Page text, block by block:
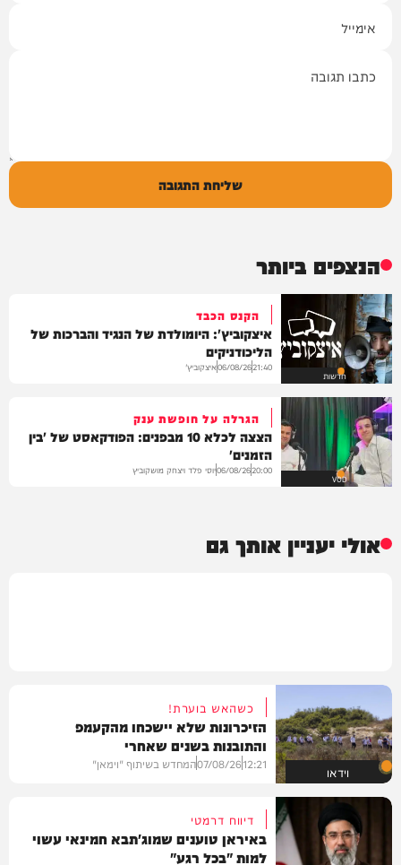
שליחת התגובה
הנצפים ביותר
חדשות
הקנס הכבד
איצקוביץ': היומולדת של הנגיד והברכות של
הליכודניקים
21:40
06/08/26איצקוביץ'
VOD
הגרלה על חופשת ענק
הצצה לכלא 10 מבפנים: הפודקאסט של 'בין
הזמנים'
20:00
06/08/26יוסי פלד ויצחק מושקוביץ
אולי יעניין אותך גם
וידאו
כשהאש בוערת!
הזיכרונות שלא יישכחו מהקעמפ
והתובנות בשנים שאחרי
12:21
07/08/26המחדש בשיתוף "וימאן"
דיווח דרמטי
באיראן טוענים שמוג'תבא חמינאי עשוי
למות "בכל רגע"